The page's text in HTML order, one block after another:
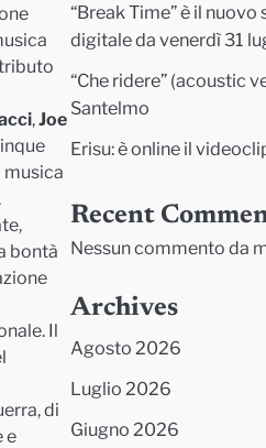
,Joe
musica
bontà
Il
di
e
“Break Time” è il
digitale da venerdì 31
“Che ridere” (acoustic
Santelmo
Erisu: è online il
Recent
Nessun commento da
Archives
Agosto 2026
Luglio 2026
Giugno 2026